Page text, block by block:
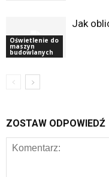
Oświetlenie do
maszyn
budowlanych
Jak
ZOSTAW ODPOWIEDŹ